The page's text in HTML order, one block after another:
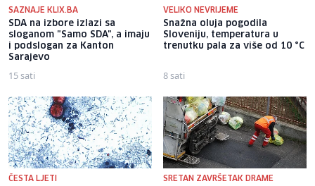
SAZNAJE KLIX.BA
SDA na izbore izlazi sa
sloganom "Samo SDA", a imaju
i podslogan za Kanton
Sarajevo
15 sati
VELIKO NEVRIJEME
Snažna oluja pogodila
Sloveniju, temperatura u
trenutku pala za više od 10 °C
8 sati
ČESTA LJETI SRETAN ZAVRŠETAK DRAME